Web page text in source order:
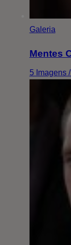
Galeria
Mentes
5 Imagens